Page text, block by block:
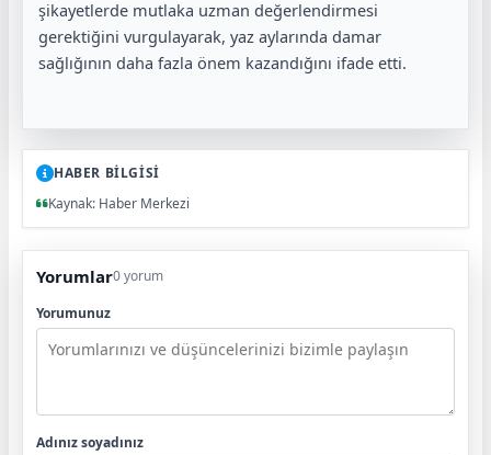
şikayetlerde mutlaka uzman değerlendirmesi
gerektiğini vurgulayarak, yaz aylarında damar
sağlığının daha fazla önem kazandığını ifade etti.
HABER BİLGİSİ
Kaynak: Haber Merkezi
Yorumlar0 yorum
Yorumunuz
Adınız soyadınız